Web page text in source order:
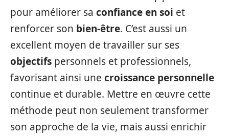
pour améliorer sa confiance en soi et
renforcer son bien-être. C’est aussi un
excellent moyen de travailler sur ses
objectifs personnels et professionnels,
favorisant ainsi une croissance personnelle
continue et durable. Mettre en œuvre cette
méthode peut non seulement transformer
son approche de la vie, mais aussi enrichir